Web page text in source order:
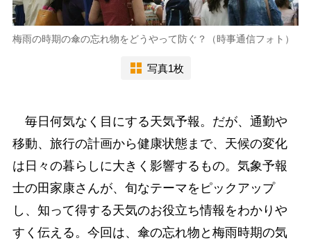
梅雨の時期の傘の忘れ物をどうやって防ぐ？（時事通信フォト）
写真1枚
毎日何気なく目にする天気予報。だが、通勤や
移動、旅行の計画から健康状態まで、天候の変化
は日々の暮らしに大きく影響するもの。気象予報
士の田家康さんが、旬なテーマをピックアップ
し、知って得する天気のお役立ち情報をわかりや
すく伝える。今回は、傘の忘れ物と梅雨時期の気